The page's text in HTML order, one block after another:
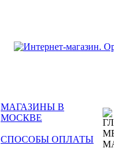
МАГАЗИНЫ В
МОСКВЕ
СПОСОБЫ ОПЛАТЫ